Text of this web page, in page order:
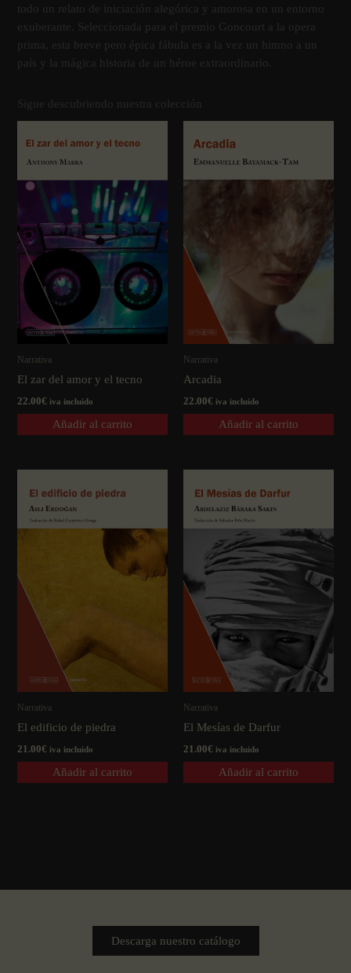
todo un relato de iniciación alegórica y amorosa en un entorno
exuberante. Seleccionada para el premio Goncourt a la opera
prima, esta breve pero épica fábula es a la vez un himno a un
paí­s y la mágica historia de un héroe extraordinario.
Sigue descubriendo nuestra colección
Narrativa
El zar del amor y el tecno
22.00€ iva incluido
Añadir al carrito
Narrativa
Arcadia
22.00€ iva incluido
Añadir al carrito
Narrativa
El edificio de piedra
21.00€ iva incluido
Añadir al carrito
Narrativa
El Mesí­as de Darfur
21.00€ iva incluido
Añadir al carrito
Descarga nuestro catálogo